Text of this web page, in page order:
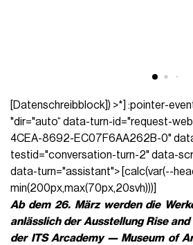
[Datenschreibblock]) >*] :pointer-
"dir="auto“ data-turn-id="request-
4CEA-8692-EC07F6AA262B-0"
testid="conversation-turn-2" data-
data-turn="assistant"> [calc(var(--
min(200px,max(70px,20svh)))]
Ab dem 26. März werden die
anlässlich der Ausstellung Rise and
der ITS Arcademy — Museum of